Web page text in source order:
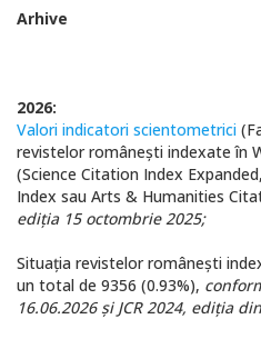
Arhive
2026:
Valori indicatori scientometrici
revistelor româneşti indexate în
(Science Citation Index
Index sau Arts & Humanities
ediţia 15 octombrie 2025;
Situaţia revistelor româneşti
un total de 9356 (0.93%),
16.06.2026 și JCR 2024, ediția